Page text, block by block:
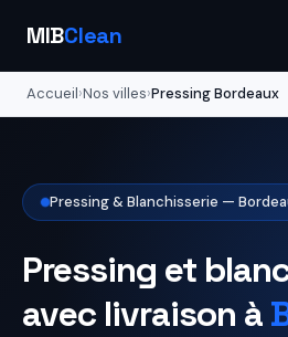
MIBClean
Accueil›Nos villes›Pressing Bordeaux
Pressing & Blanchisserie —
Pressing et
avec livraison à